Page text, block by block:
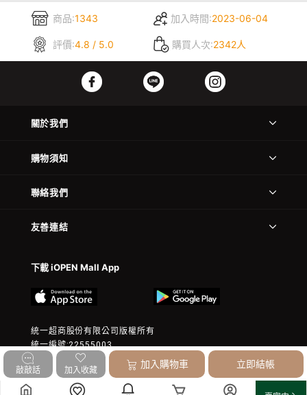
敲敲話 加入收藏
加入購物車 立即結帳
商品:1343 加入時間:2023-06-04
評價:4.8 / 5.0 購買人次:2342人
關於我們
購物須知
聯絡我們
友善連結
下載 iOPEN Mall App
統一超商股份有限公司版權所有
統一編號:22555003
© 2023 President Chain Store Corp. All rights reserved.